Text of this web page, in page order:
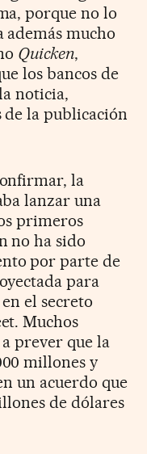
porque no lo
además mucho
Quicken,
los bancos de
noticia,
de la publicación
la
lanzar una
primeros
no ha sido
por parte de
para
el secreto
Muchos
prever que la
millones y
un acuerdo que
de dólares